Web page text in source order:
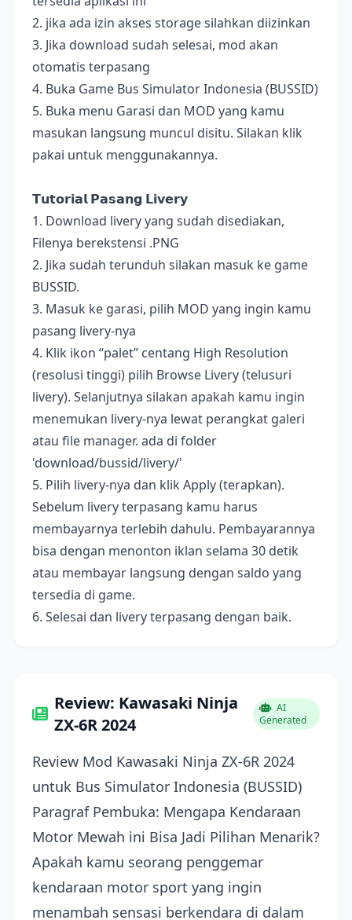
2. jika ada izin akses storage silahkan diizinkan
3. Jika download sudah selesai, mod akan
otomatis terpasang
4. Buka Game Bus Simulator Indonesia (BUSSID)
5. Buka menu Garasi dan MOD yang kamu
masukan langsung muncul disitu. Silakan klik
pakai untuk menggunakannya.
𝗧𝘂𝘁𝗼𝗿𝗶𝗮𝗹 𝗣𝗮𝘀𝗮𝗻𝗴 𝗟𝗶𝘃𝗲𝗿𝘆
1. Download livery yang sudah disediakan,
Filenya berekstensi .PNG
2. Jika sudah terunduh silakan masuk ke game
BUSSID.
3. Masuk ke garasi, pilih MOD yang ingin kamu
pasang livery-nya
4. Klik ikon “palet” centang High Resolution
(resolusi tinggi) pilih Browse Livery (telusuri
livery). Selanjutnya silakan apakah kamu ingin
menemukan livery-nya lewat perangkat galeri
atau file manager. ada di folder
'download/bussid/livery/'
5. Pilih livery-nya dan klik Apply (terapkan).
Sebelum livery terpasang kamu harus
membayarnya terlebih dahulu. Pembayarannya
bisa dengan menonton iklan selama 30 detik
atau membayar langsung dengan saldo yang
tersedia di game.
6. Selesai dan livery terpasang dengan baik.
Review: Kawasaki Ninja
ZX-6R 2024
AI
Generated
Review Mod Kawasaki Ninja ZX-6R 2024
untuk Bus Simulator Indonesia (BUSSID)
Paragraf Pembuka: Mengapa Kendaraan
Motor Mewah ini Bisa Jadi Pilihan Menarik?
Apakah kamu seorang penggemar
kendaraan motor sport yang ingin
menambah sensasi berkendara di dalam